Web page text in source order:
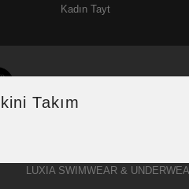
Takım
Kadın Tayt
LUXIA SWIMWEAR &